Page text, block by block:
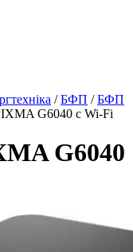
/БФП /БФП
G6040 c Wi-Fi
G6040